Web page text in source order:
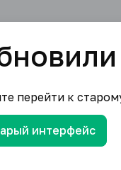
перейти к
интерфейс